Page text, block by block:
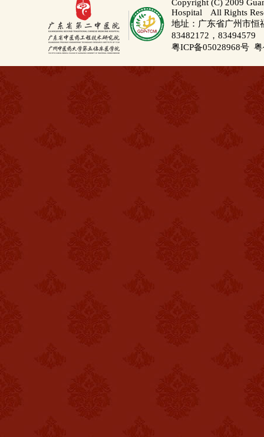
Copyright (C) 2009
Hospital All Rights
地址：广东省广州市
83482172，83494579
粤ICP备05028968号